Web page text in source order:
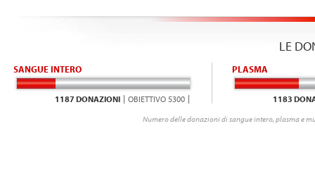
LE
SANGUE INTERO
1187 DONAZIONI OBIETTIVO 5300
PLASMA
1183
Numero delle donazioni di sangue intero, plasma e